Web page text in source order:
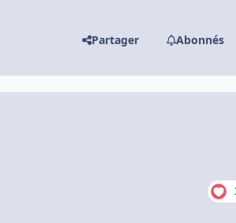
Partager Abonnés